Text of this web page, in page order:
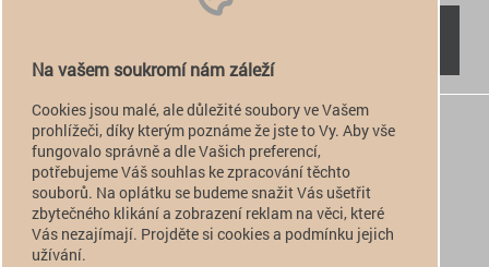
 +420 774 949 776
 info@alfatactical.cz
verze pro PC
Na vašem soukromí nám záleží
Cookies jsou malé, ale důležité soubory ve Vašem
prohlížeči, díky kterým poznáme že jste to Vy. Aby vše
fungovalo správně a dle Vašich preferencí,
potřebujeme Váš souhlas ke zpracování těchto
souborů. Na oplátku se budeme snažit Vás ušetřit
zbytečného klikání a zobrazení reklam na věci, které
Vás nezajímají. Projděte si cookies a podmínku jejich
užívání.